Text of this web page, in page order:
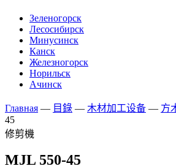
Зеленогорск
Лесосибирск
Минусинск
Канск
Железногорск
Норильск
Ачинск
Главная — 目錄 — 木材加工设备 — 方
45
修剪機
MJL 550-45